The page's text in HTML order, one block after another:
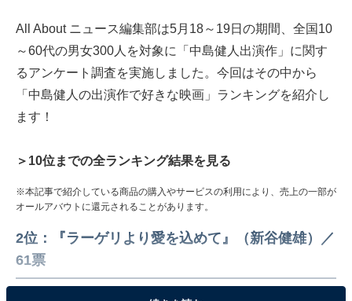
All About ニュース編集部は5月18～19日の期間、全国10
～60代の男女300人を対象に「中島健人出演作」に関す
るアンケート調査を実施しました。今回はその中から
「中島健人の出演作で好きな映画」ランキングを紹介し
ます！
＞10位までの全ランキング結果を見る
※本記事で紹介している商品の購入やサービスの利用により、売上の一部が
オールアバウトに還元されることがあります。
2位：『ラーゲリより愛を込めて』（新谷健雄）／
61票